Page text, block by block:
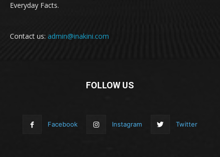
Everyday Facts.
Contact us: admin@inakini.com
FOLLOW US
Facebook Instagram Twitter